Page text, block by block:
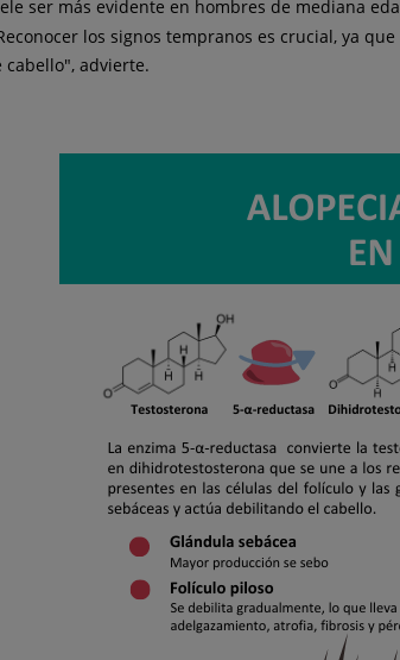
ser más evidente en hombres de mediana
los signos tempranos es crucial, ya que
advierte.